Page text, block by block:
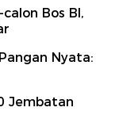
Bos BI,
Nyata:
Jembatan